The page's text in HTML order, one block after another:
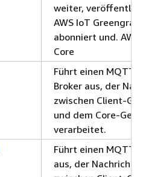
weiter,
AWS IoT
abonniert und.
Core
Führt einen MQTT
Broker aus, der
zwischen Client-
und dem Core-
verarbeitet.
Führt einen MQTT
aus, der